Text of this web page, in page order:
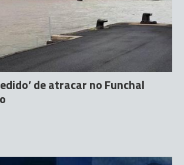
de atracar no Funchal